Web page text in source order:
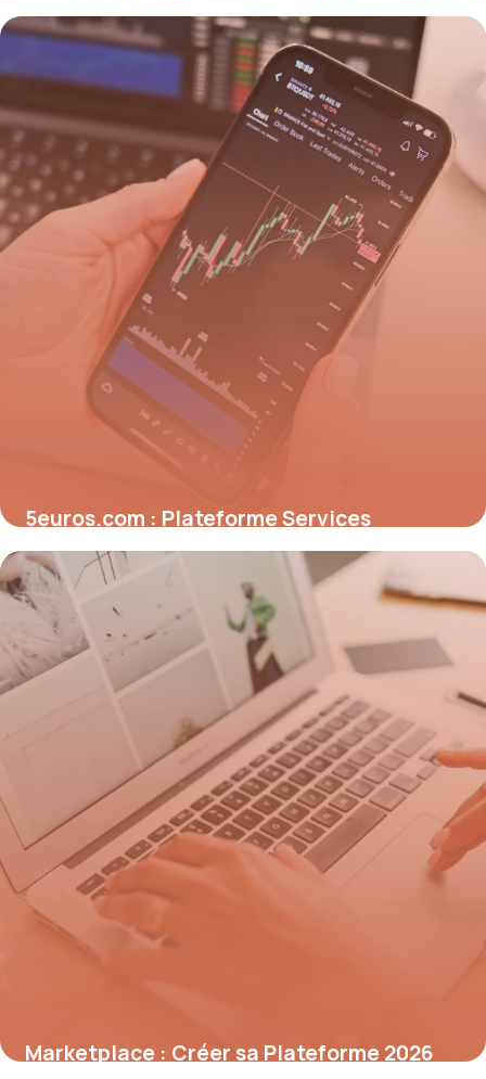
2026
15 mai 2026
5euros.com : Plateforme Services
Freelance
10 mai 2026
Marketplace : Créer sa Plateforme 2026